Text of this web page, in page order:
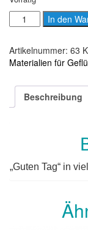
Guten
Tag
Plakat
Menge
In den
Artikelnummer: 63
Materialien für
Beschreibung
„Guten Tag“ in